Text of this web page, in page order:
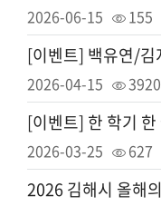
2026-06-15 155
2026-04-15 3920
2026-03-25 627